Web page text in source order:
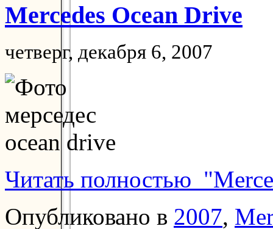
Mercedes Ocean Drive
четверг, декабря 6, 2007
Читать полностью
Опубликовано в 2007,